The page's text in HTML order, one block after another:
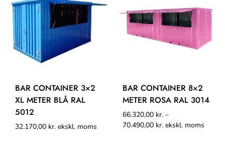
BAR CONTAINER 3×2
XL METER BLÅ RAL
5012
32.170,00 kr. ekskl. moms
BAR CONTAINER 8×2
METER ROSA RAL 3014
66.320,00 kr. –
70.490,00 kr. ekskl. moms